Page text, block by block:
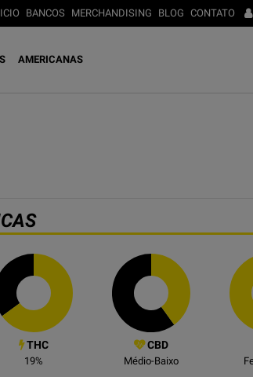
BANCOS MERCHANDISING BLOG CONTATO
AMERICANAS
THC
19%
CBD
Médio-Baixo